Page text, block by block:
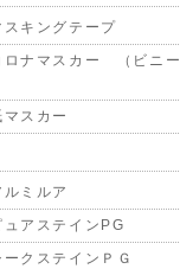
スキングテープ
ロナマスカー （ビニー
マスカー
ルミルア
ュアステインPG
ークステインＰＧ